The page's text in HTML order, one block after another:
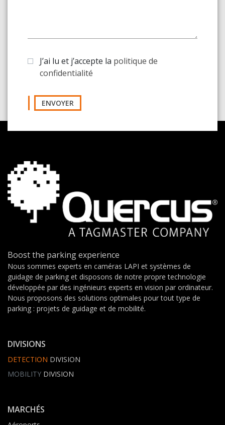
J’ai lu et j’accepte la politique de
confidentialité
ENVOYER
Boost the parking experience
Nous sommes experts en caméras LAPI et systèmes de
guidage de parking et disposons de notre propre technologie
développée par des ingénieurs experts en vision par ordinateur.
Nous proposons des solutions optimales pour tout type de
parking : projets de guidage et de mobilité.
DIVISIONS
DETECTION DIVISION
MOBILITY DIVISION
MARCHÉS